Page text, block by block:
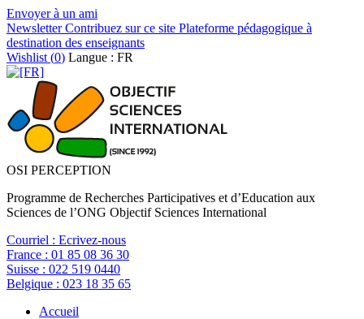
Envoyer à un ami
NewsletterContribuez sur ce site Plateforme pédagogique à
destination des enseignants
Wishlist (0) Langue : FR
OSI PERCEPTION
Programme de Recherches Participatives et d’Education aux
Sciences de l’ONG Objectif Sciences International
Courriel : Ecrivez-nous
France : 01 85 08 36 30
Suisse : 022 519 0440
Belgique : 023 18 35 65
Accueil